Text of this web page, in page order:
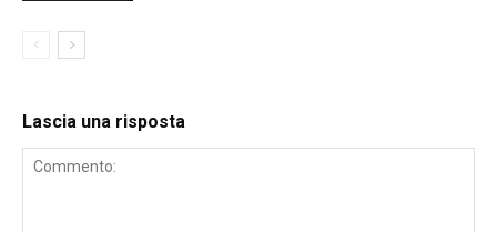
Lascia una risposta